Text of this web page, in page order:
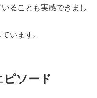
ることも実感できまし
います。
ソード